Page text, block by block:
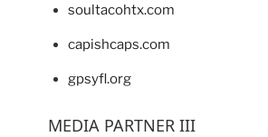
soultacohtx.com
capishcaps.com
gpsyfl.org
MEDIA PARTNER III